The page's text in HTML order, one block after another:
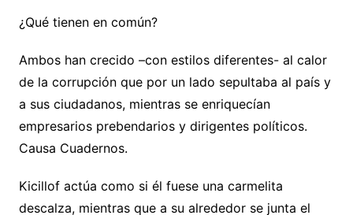
¿Qué tienen en común?
Ambos han crecido –con estilos diferentes- al calor
de la corrupción que por un lado sepultaba al país y
a sus ciudadanos, mientras se enriquecían
empresarios prebendarios y dirigentes políticos.
Causa Cuadernos.
Kicillof actúa como si él fuese una carmelita
descalza, mientras que a su alrededor se junta el